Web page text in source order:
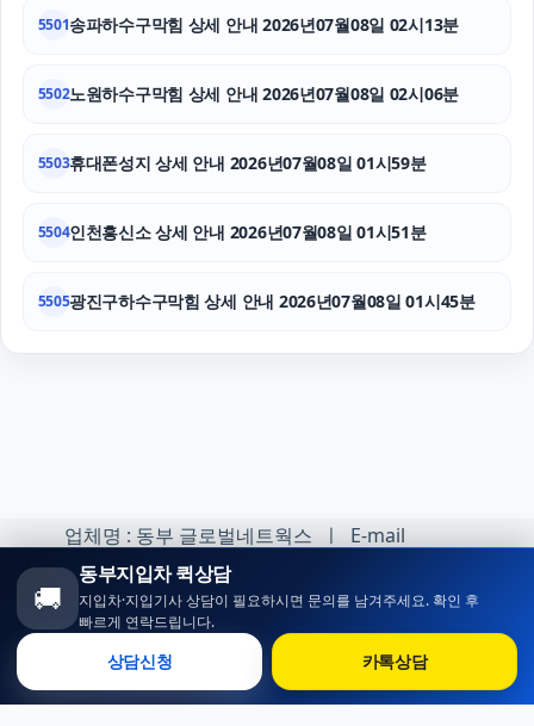
5501송파하수구막힘 상세 안내 2026년07월08일 02시13분
5502노원하수구막힘 상세 안내 2026년07월08일 02시06분
5503휴대폰성지 상세 안내 2026년07월08일 01시59분
5504인천흥신소 상세 안내 2026년07월08일 01시51분
5505광진구하수구막힘 상세 안내 2026년07월08일 01시45분
업체명 : 동부 글로벌네트웍스 ㅣ E-mail
:minhoh1@naver.com
카카오톡 오픈채팅 :
https://open.kakao.com/o/sqlsXOji
Copyright ⓒ 동부 지입차 All rights reserved.
🚚
동부지입차 퀵상담
지입차·지입기사 상담이 필요하시면 문의를 남겨주세요. 확인 후
빠르게 연락드립니다.
상담신청 카톡상담